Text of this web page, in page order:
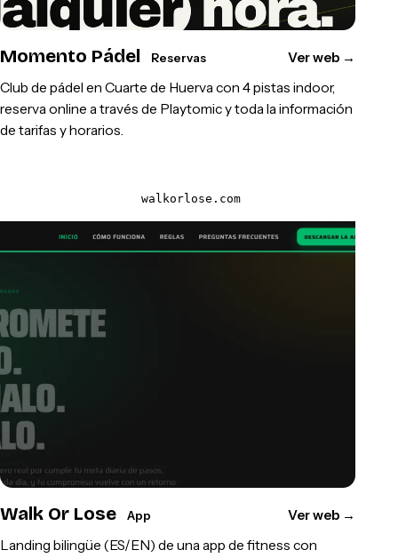
Momento Pádel Reservas Ver web →
Club de pádel en Cuarte de Huerva con 4 pistas indoor,
reserva online a través de Playtomic y toda la información
de tarifas y horarios.
walkorlose.com
Walk Or Lose App Ver web →
Landing bilingüe (ES/EN) de una app de fitness con